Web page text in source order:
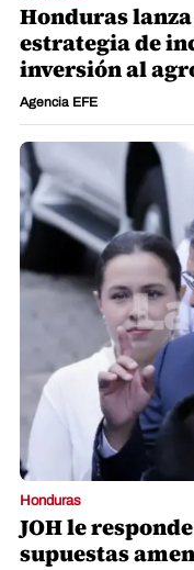
Honduras lanza
estrategia de
inversión al
Agencia EFE
Honduras
JOH le
supuestas